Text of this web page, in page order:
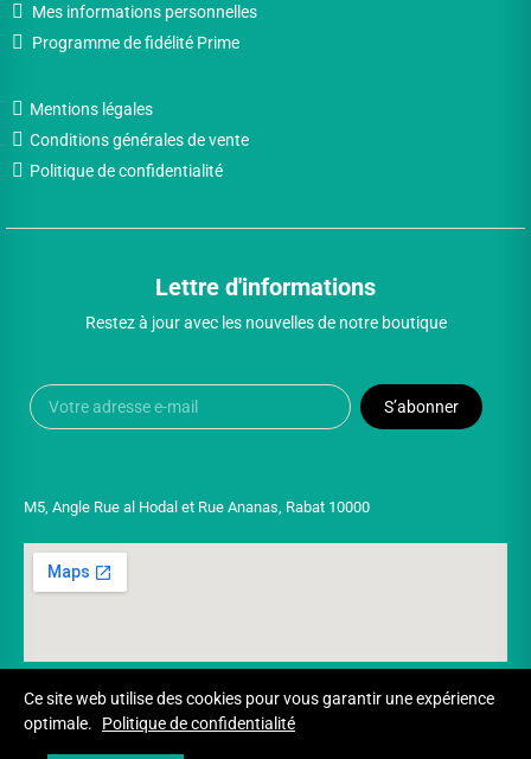
Mes informations personnelles
Programme de fidélité Prime
Mentions légales
Conditions générales de vente
Politique de confidentialité
Lettre d'informations
Restez à jour avec les nouvelles de notre boutique
S’abonner
M5, Angle Rue al Hodal et Rue Ananas, Rabat 10000
Ce site web utilise des cookies pour vous garantir une expérience
optimale.
Politique de confidentialité